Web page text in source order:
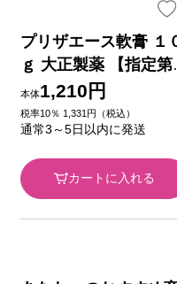
プリザエース軟膏 １
ｇ 大正製薬 【指定第
類医薬品】
本体1,210円
税率10％ 1,331円（税込）
通常3～5日以内に発送
カートに入れる